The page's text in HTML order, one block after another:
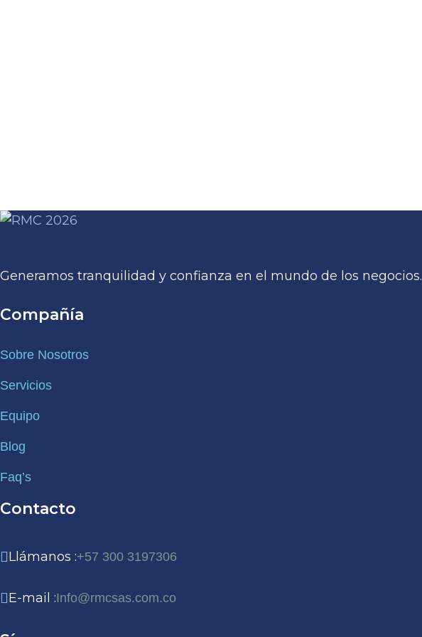
Generamos tranquilidad y confianza en el mundo de los negocios.
Compañía
Sobre Nosotros
Servicios
Equipo
Blog
Faq’s
Contacto
Llámanos :+57 300 3197306
E-mail :Info@rmcsas.com.co